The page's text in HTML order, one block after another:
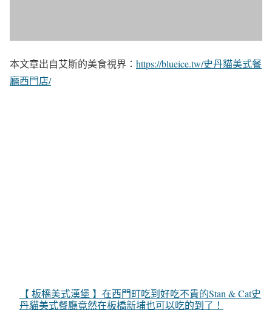
本文章出自艾斯的美食視界： https://blueice.tw/史丹貓美式餐
廳西門店/
【 板橋美式漢堡 】在西門町吃到好吃不貴的Stan & Cat史
丹貓美式餐廳竟然在板橋新埔也可以吃的到了！